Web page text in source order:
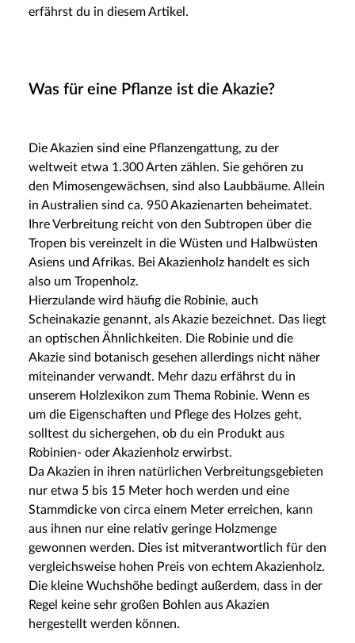
erfährst du in diesem Artikel.
Was für eine Pflanze ist die Akazie?
Die Akazien sind eine Pflanzengattung, zu der
weltweit etwa 1.300 Arten zählen. Sie gehören zu
den Mimosengewächsen, sind also Laubbäume. Allein
in Australien sind ca. 950 Akazienarten beheimatet.
Ihre Verbreitung reicht von den Subtropen über die
Tropen bis vereinzelt in die Wüsten und Halbwüsten
Asiens und Afrikas. Bei Akazienholz handelt es sich
also um Tropenholz.
Hierzulande wird häufig die Robinie, auch
Scheinakazie genannt, als Akazie bezeichnet. Das liegt
an optischen Ähnlichkeiten. Die Robinie und die
Akazie sind botanisch gesehen allerdings nicht näher
miteinander verwandt. Mehr dazu erfährst du in
unserem Holzlexikon zum Thema Robinie. Wenn es
um die Eigenschaften und Pflege des Holzes geht,
solltest du sichergehen, ob du ein Produkt aus
Robinien- oder Akazienholz erwirbst.
Da Akazien in ihren natürlichen Verbreitungsgebieten
nur etwa 5 bis 15 Meter hoch werden und eine
Stammdicke von circa einem Meter erreichen, kann
aus ihnen nur eine relativ geringe Holzmenge
gewonnen werden. Dies ist mitverantwortlich für den
vergleichsweise hohen Preis von echtem Akazienholz.
Die kleine Wuchshöhe bedingt außerdem, dass in der
Regel keine sehr großen Bohlen aus Akazien
hergestellt werden können.